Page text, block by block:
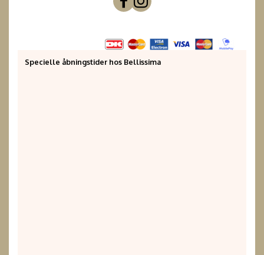
Specielle åbningstider hos Bellissima